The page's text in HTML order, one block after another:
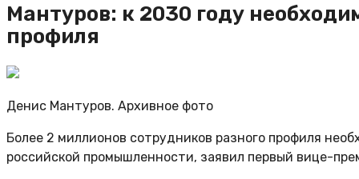
Мантуров: к 2030 году
профиля
Денис Мантуров. Архивное фото
Более 2 миллионов сотрудников разного профиля
российской промышленности, заявил первый вице-